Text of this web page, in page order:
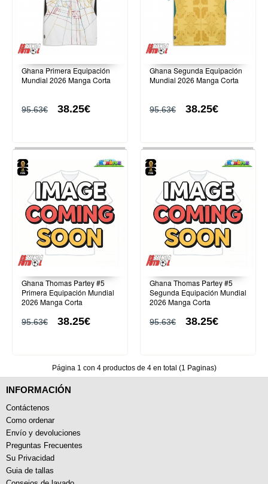
Ghana Primera Equipación
Mundial 2026 Manga Corta
95.63€ 38.25€
Ghana Segunda Equipación
Mundial 2026 Manga Corta
95.63€ 38.25€
Ghana Thomas Partey #5
Primera Equipación Mundial
2026 Manga Corta
95.63€ 38.25€
Ghana Thomas Partey #5
Segunda Equipación Mundial
2026 Manga Corta
95.63€ 38.25€
Página 1 con 4 productos de 4 en total (1 Paginas)
INFORMACIÓN
Contáctenos
Como ordenar
Envío y devoluciones
Preguntas Frecuentes
Su Privacidad
Guia de tallas